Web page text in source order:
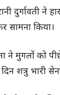
दुर्गावती ने
सामना किया।
ने मुगलों को
शत्रु भारी